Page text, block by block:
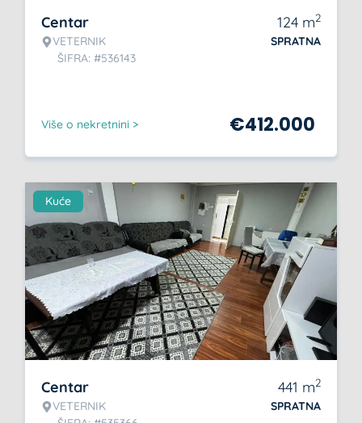
Centar
VETERNIK
ŠIFRA: #536143
124 m2
SPRATNA
Više o nekretnini > €412.000
Kuće
Centar
VETERNIK
441 m2
SPRATNA